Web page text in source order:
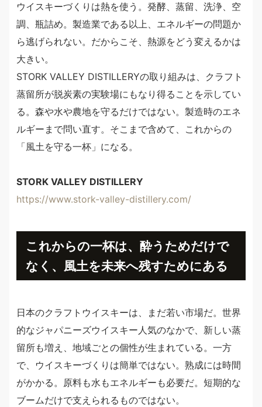
ウイスキーづくりは熱を使う。発酵、蒸留、洗浄、空
調、瓶詰め。製造業である以上、エネルギーの問題か
ら逃げられない。だからこそ、熱源をどう変えるかは
大きい。
STORK VALLEY DISTILLERYの取り組みは、クラフト
蒸留所が脱炭素の実験場にもなり得ることを示してい
る。森や水や農地を守るだけではない。製造時のエネ
ルギーまで問い直す。そこまで含めて、これからの
「風土を守る一杯」になる。
STORK VALLEY DISTILLERY
https://www.stork-valley-distillery.com/
これからの一杯は、酔うためだけで
なく、風土を未来へ残すためにある
日本のクラフトウイスキーは、まだ若い市場だ。世界
的なジャパニーズウイスキー人気のなかで、新しい蒸
留所も増え、地域ごとの個性が生まれている。一方
で、ウイスキーづくりは簡単ではない。熟成には時間
がかかる。原料も水もエネルギーも必要だ。短期的な
ブームだけで支えられるものではない。